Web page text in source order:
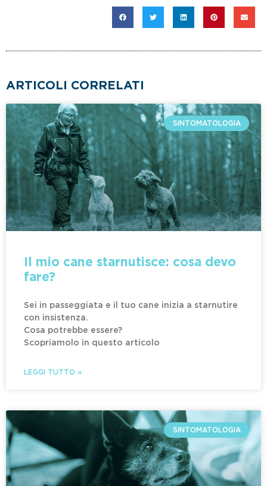
ARTICOLI CORRELATI
SINTOMATOLOGIA
Il mio cane starnutisce: cosa devo
fare?
Sei in passeggiata e il tuo cane inizia a starnutire
con insistenza.
Cosa potrebbe essere?
Scopriamolo in questo articolo
LEGGI TUTTO »
SINTOMATOLOGIA